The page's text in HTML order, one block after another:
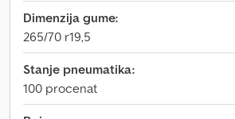
Dimenzija gume:
265/70 r19,5
Stanje pneumatika:
100 procenat